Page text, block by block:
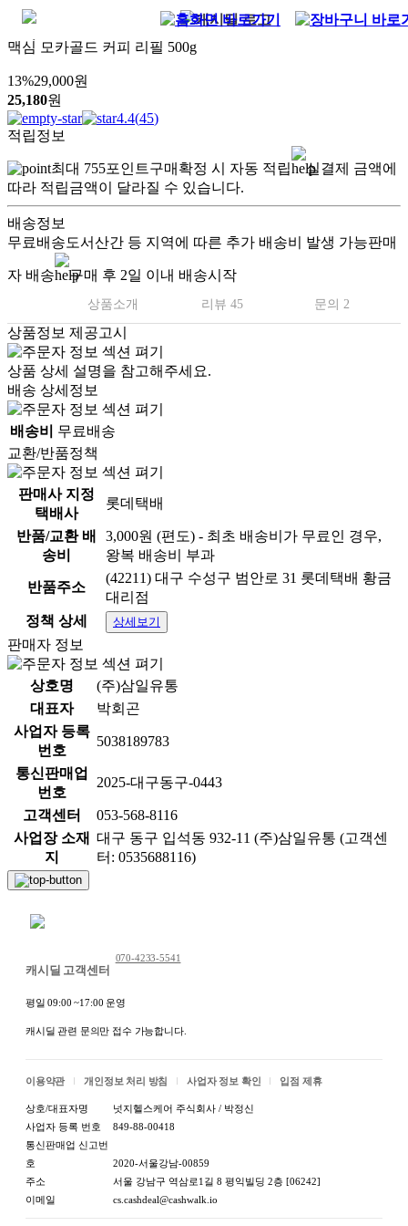
맥심 모카골드 커피 리필 500g
13%29,000원
25,180원
4.4(45)
적립정보
최대 755포인트구매확정 시 자동 적립
실결제 금액에
따라 적립금액이 달라질 수 있습니다.
배송정보
무료배송도서산간 등 지역에 따른 추가 배송비 발생 가능판매
자 배송 구매 후 2일 이내 배송시작
상품소개 리뷰 45 문의 2
상품 정보고시
항목
내용
상품정보 제공고시
상품 상세 설명을 참고해주세요.
배송 상세정보
배송비
무료배송
교환/반품정책
판매사 지정
택배사
롯데택배
반품/교환 배
송비
3,000원 (편도) - 최초 배송비가 무료인 경우,
왕복 배송비 부과
반품주소
(42211) 대구 수성구 범안로 31 롯데택배 황금
대리점
정책 상세
상세보기
판매자 정보
상호명
(주)삼일유통
대표자
박회곤
사업자 등록
번호
5038189783
통신판매업
번호
2025-대구동구-0443
고객센터
053-568-8116
사업장 소재
지
대구 동구 입석동 932-11 (주)삼일유통 (고객센
터: 0535688116)
캐시딜 고객센터
070-4233-5541
평일 09:00 ~17:00 운영
캐시딜 관련 문의만 접수 가능합니다.
이용약관 개인정보 처리 방침 사업자 정보 확인 입점 제휴
상호/대표자명
넛지헬스케어 주식회사 / 박정신
사업자 등록 번호
849-88-00418
통신판매업 신고번
호
2020-서울강남-00859
주소
서울 강남구 역삼로1길 8 평익빌딩 2층 [06242]
이메일
cs.cashdeal@cashwalk.io